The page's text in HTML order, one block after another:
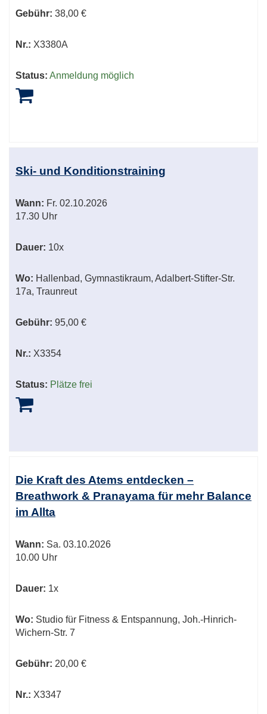
Gebühr: 38,00 €
Nr.: X3380A
Status: Anmeldung möglich
Ski- und Konditionstraining
Wann: Fr. 02.10.2026
17.30 Uhr
Dauer: 10x
Wo: Hallenbad, Gymnastikraum, Adalbert-Stifter-Str.
17a, Traunreut
Gebühr: 95,00 €
Nr.: X3354
Status: Plätze frei
Die Kraft des Atems entdecken –
Breathwork & Pranayama für mehr Balance
im Allta
Wann: Sa. 03.10.2026
10.00 Uhr
Dauer: 1x
Wo: Studio für Fitness & Entspannung, Joh.-Hinrich-
Wichern-Str. 7
Gebühr: 20,00 €
Nr.: X3347